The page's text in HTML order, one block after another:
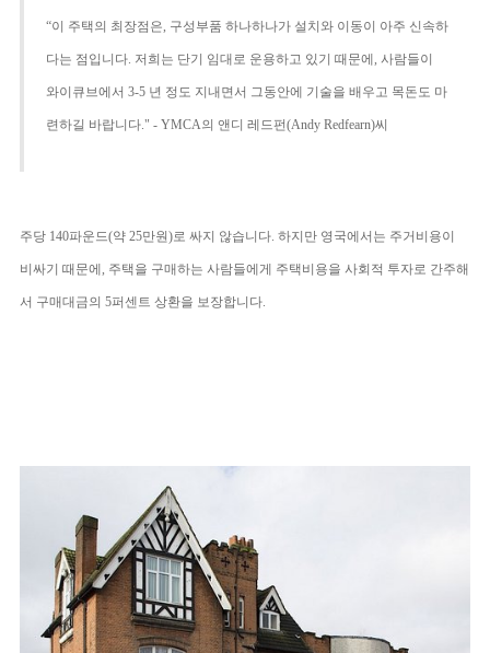
“이 주택의 최장점은 구성부품 하나하나가 설치와 이동이 아주 신속하
다는 점입니다 저희는 단기 임대로 운용하고 있기 때문에 사람들이
와이큐브에서 3-5 년 정도 지내면서 그동안에 기술을 배우고 목돈도 마
련하길 바랍니다 ." - YMCA의 앤디 레드펀(Andy Redfearn)씨
주당 140파운드(약 25만원)로 싸지 않습니다. 하지만 영국에서는 주거비용이
비싸기 때문에, 주택을 구매하는 사람들에게 주택비용을 사회적 투자로 간주해
서 구매대금의 5퍼센트 상환을 보장합니다.